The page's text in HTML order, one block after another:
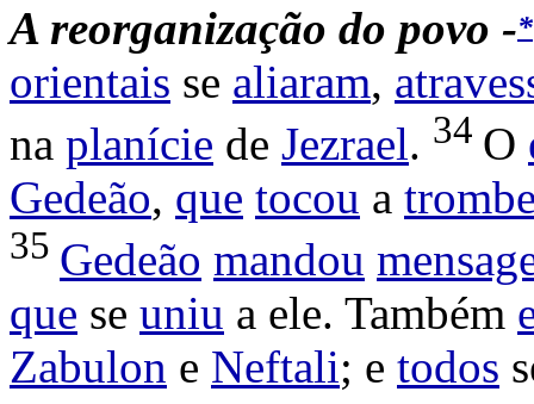
A reorganização do povo -*
orientais se aliaram,
na planície de Jezrael. 34 O
Gedeão, que tocou a
35 Gedeão mandou
que se uniu a ele. Também
Zabulon e Neftali; e todos